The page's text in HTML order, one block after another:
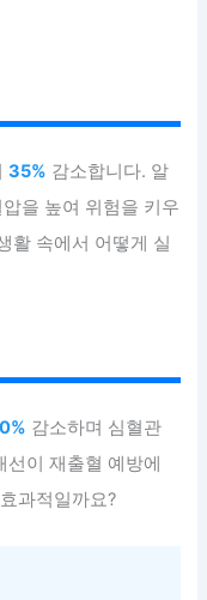
35% 감소합니다. 알
을 높여 위험을 키우
활 속에서 어떻게 실
감소하며 심혈관
이 재출혈 예방에
과적일까요?